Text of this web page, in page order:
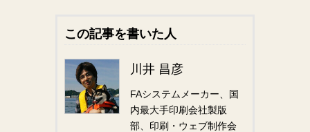
この記事を書いた人
川井 昌彦
FAシステムメーカー、国
内最大手印刷会社製版
部、印刷・ウェブ制作会